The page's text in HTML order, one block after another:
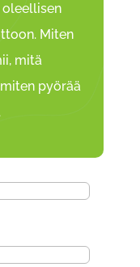
Miten
mitä
pyörää